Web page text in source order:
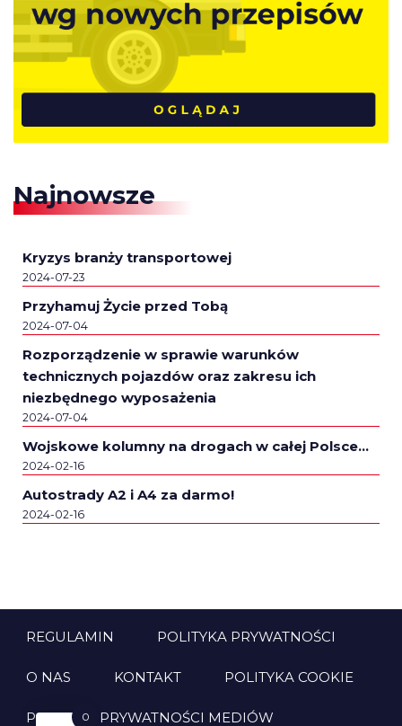
Najnowsze
Kryzys branży transportowej
2024-07-23
Przyhamuj Życie przed Tobą
2024-07-04
Rozporządzenie w sprawie warunków
technicznych pojazdów oraz zakresu ich
niezbędnego wyposażenia
2024-07-04
Wojskowe kolumny na drogach w całej Polsce…
2024-02-16
Autostrady A2 i A4 za darmo!
2024-02-16
REGULAMIN POLITYKA PRYWATNOŚCI
O NAS KONTAKT POLITYKA COOKIE
POLITYKA PRYWATNOŚCI MEDIÓW
0